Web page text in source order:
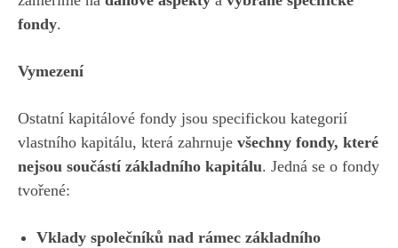
fondy.
Vymezení
Ostatní kapitálové fondy jsou specifickou kategorií
vlastního kapitálu, která zahrnuje všechny fondy, které
nejsou součástí základního kapitálu. Jedná se o fondy
tvořené:
Vklady společníků nad rámec základního